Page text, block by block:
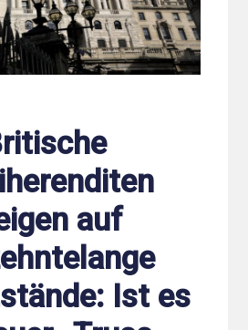
auf
Ist es